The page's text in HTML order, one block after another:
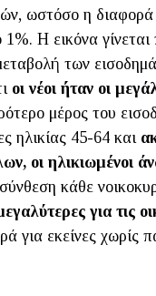
ωστόσο η διαφορά
Η εικόνα γίνεται
των
οι νέοι ήταν οι
μέρος του
ηλικίας 45-64 και
οι ηλικιωμένοι
κάθε
για τις
για εκείνες χωρίς